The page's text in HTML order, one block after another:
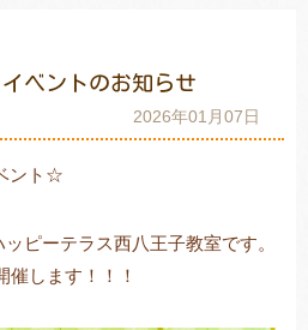
グ DIDIM
ベントのお知らせ
2026年01月07日
ント☆
ピーテラス西八王子教室です。
催します！！！